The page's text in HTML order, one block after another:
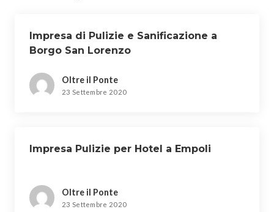
Impresa di Pulizie e Sanificazione a
Borgo San Lorenzo
Oltre il Ponte
23 Settembre 2020
Impresa Pulizie per Hotel a Empoli
Oltre il Ponte
23 Settembre 2020